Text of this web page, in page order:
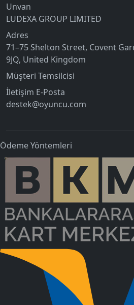
Unvan
LUDEXA GROUP LIMITED
Adres
71–75 Shelton Street, Covent
9JQ, United Kingdom
Müşteri Temsilcisi
İletişim E-Posta
destek@oyuncu.com
Ödeme Yöntemleri